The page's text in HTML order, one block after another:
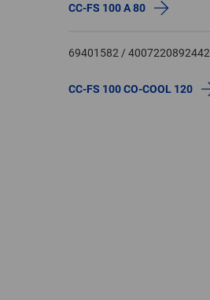
CC-FS 100 A 80
69401582 / 4007220892442
CC-FS 100 CO-COOL 120